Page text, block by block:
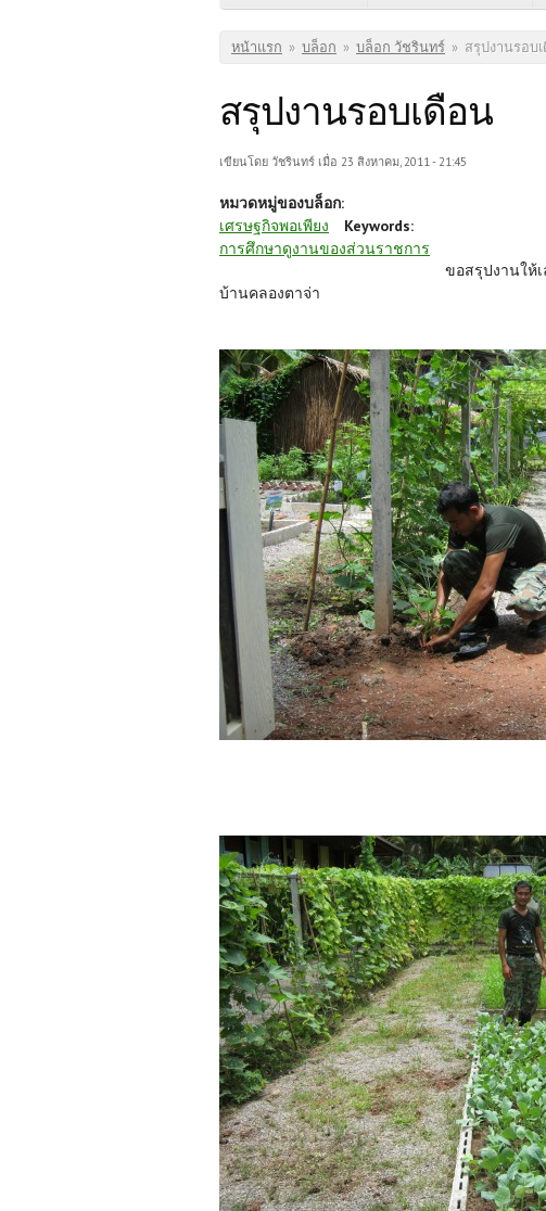
คุณอยู่ที่นี่
หน้าแรก » บล็อก » บล็อก วัชรินทร์ » สรุปงานรอบ
สรุปงานรอบเดือน
เขียนโดย วัชรินทร์ เมื่อ 23 สิงหาคม, 2011 - 21:45
หมวดหมู่ของบล็อก:
เศรษฐกิจพอเพียง
Keywords:
การศึกษาดูงานของส่วนราชการ
ขอสรุปงานให้
บ้านคลองตาจ่า